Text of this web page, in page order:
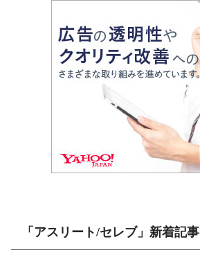
「アスリート/セレブ」新着記事